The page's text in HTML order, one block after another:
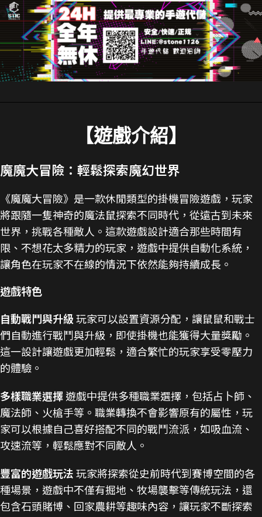
【遊戲介紹】
魔魔大冒險：輕鬆探索魔幻世界
《魔魔大冒險》是一款休閒類型的掛機冒險遊戲，玩家
將跟隨一隻神奇的魔法鼠探索不同時代，從遠古到未來
世界，挑戰各種敵人。這款遊戲設計適合那些時間有
限、不想花太多精力的玩家，遊戲中提供自動化系統，
讓角色在玩家不在線的情況下依然能夠持續成長​。
遊戲特色
自動戰鬥與升級玩家可以設置資源分配，讓鼠鼠和戰士
們自動進行戰鬥與升級，即使掛機也能獲得大量獎勵。
這一設計讓遊戲更加輕鬆，適合繁忙的玩家享受零壓力
的體驗​。
多樣職業選擇遊戲中提供多種職業選擇，包括占卜師、
魔法師、火槍手等。職業轉換不會影響原有的屬性，玩
家可以根據自己喜好搭配不同的戰鬥流派，如吸血流、
攻速流等，輕鬆應對不同敵人​。
豐富的遊戲玩法玩家將探索從史前時代到賽博空間的各
種場景，遊戲中不僅有掘地、牧場襲擊等傳統玩法，還
包含石頭賭博、回家農耕等趣味內容，讓玩家不斷探索